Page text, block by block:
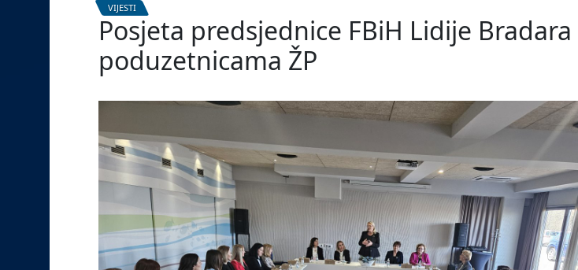
VIJESTI
Posjeta predsjednice FBiH Lidije Bradara
poduzetnicama ŽP